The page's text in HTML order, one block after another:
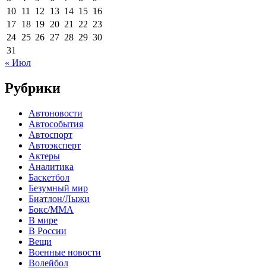
10 11 12 13 14 15 16
17 18 19 20 21 22 23
24 25 26 27 28 29 30
31
« Июл
Рубрики
Автоновости
Автособытия
Автоспорт
Автоэксперт
Актеры
Аналитика
Баскетбол
Безумный мир
Биатлон/Лыжи
Бокс/MMA
В мире
В России
Вещи
Военные новости
Волейбол